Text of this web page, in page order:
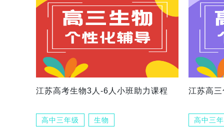
江苏高考生物3人-6人小班助力课程
高中三年级 生物
江苏高
高中三